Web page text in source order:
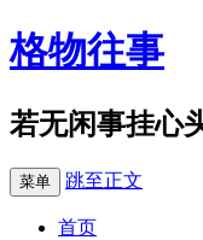
格物往事
若无闲事挂心
菜单 跳至正文
首页